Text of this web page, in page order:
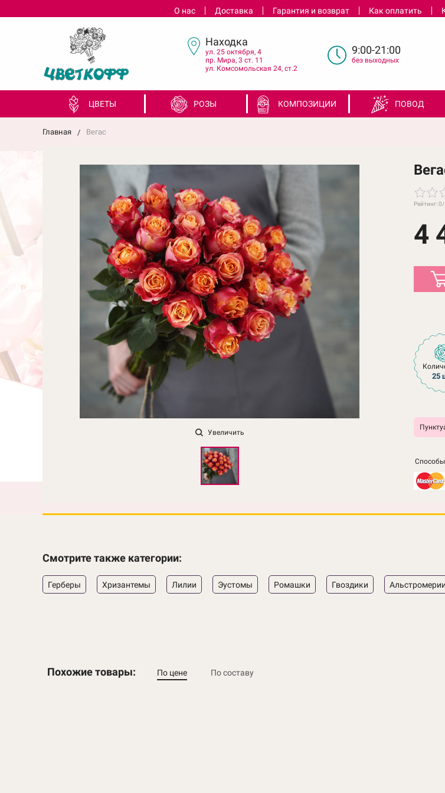
О нас Доставка Гарантия и возврат Как оплатить
Находка
ул. 25 октября, 4
пр. Мира, 3 ст. 11
ул. Комсомольская 24, ст.2
9:00-21:00
без выходных
ЦВЕТЫ РОЗЫ КОМПОЗИЦИИ ПОВОД
Главная Вегас
Увеличить
Рейтинг:0
4
25
Смотрите также категории:
Герберы Хризантемы Лилии Эустомы Ромашки Гвоздики Альстромерии
Похожие товары: По цене По составу